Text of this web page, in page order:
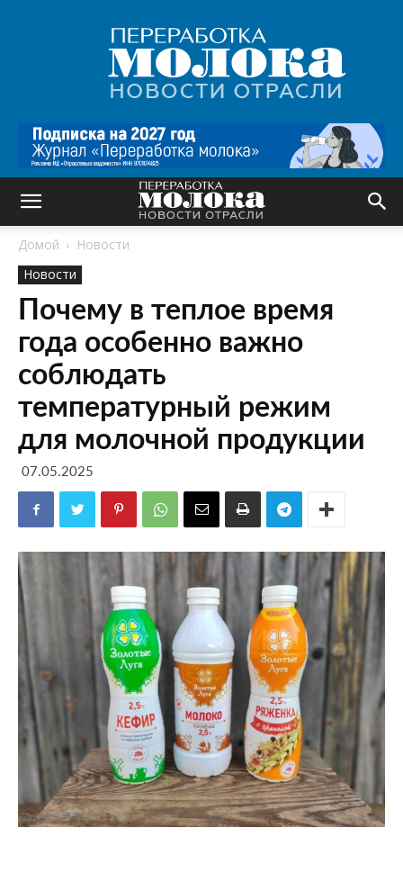
Переработка
молока
|
Новости
Домой
Новости
Новости
Почему в теплое время
года особенно важно
соблюдать
температурный режим
для молочной продукции
07.05.2025